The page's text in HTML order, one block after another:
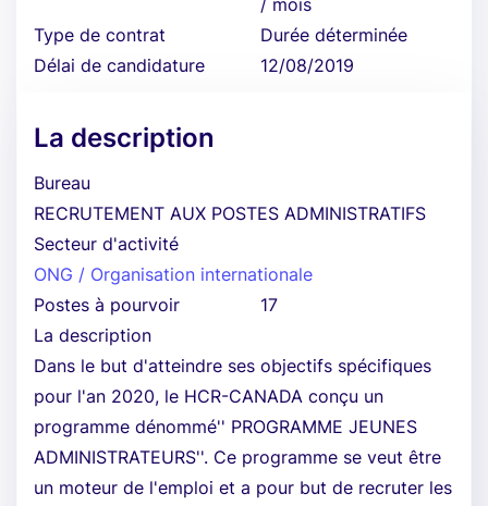
/ mois
Type de contrat
Durée déterminée
Délai de candidature
12/08/2019
La description
Bureau
RECRUTEMENT AUX POSTES ADMINISTRATIFS
Secteur d'activité
ONG / Organisation internationale
Postes à pourvoir
17
La description
Dans le but d'atteindre ses objectifs spécifiques
pour l'an 2020, le HCR-CANADA conçu un
programme dénommé'' PROGRAMME JEUNES
ADMINISTRATEURS''. Ce programme se veut être
un moteur de l'emploi et a pour but de recruter les